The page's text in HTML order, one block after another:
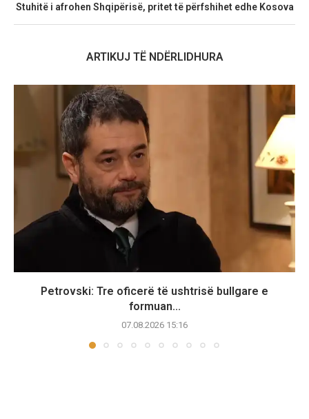
Stuhitë i afrohen Shqipërisë, pritet të përfshihet edhe Kosova
ARTIKUJ TË NDËRLIDHURA
Petrovski: Tre oficerë të ushtrisë bullgare e
formuan...
07.08.2026 15:16